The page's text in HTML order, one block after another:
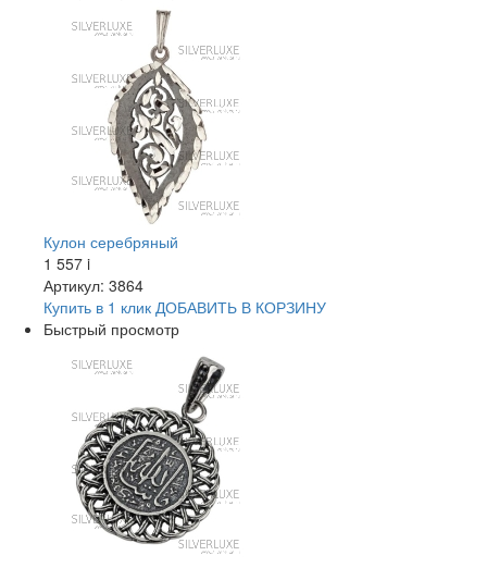
Кулон серебряный
1 557 i
Артикул: 3864
Купить в 1 клик ДОБАВИТЬ В КОРЗИНУ
Быстрый просмотр